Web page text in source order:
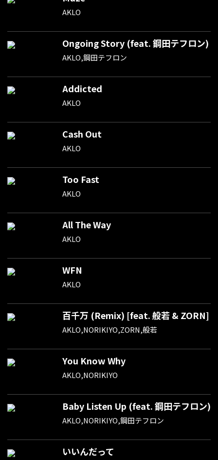
AKLO
Ongoing Story (feat. 鋼田テフロン)
AKLO,鋼田テフロン
Addicted
AKLO
Cash Out
AKLO
Too Fast
AKLO
All The Way
AKLO
WFN
AKLO
百千万 (Remix) [feat. 般若 & ZORN]
AKLO,NORIKIYO,ZORN,般若
You Know Why
AKLO,NORIKIYO
Baby Listen Up (feat. 鋼田テフロン)
AKLO,NORIKIYO,鋼田テフロン
いいんだって